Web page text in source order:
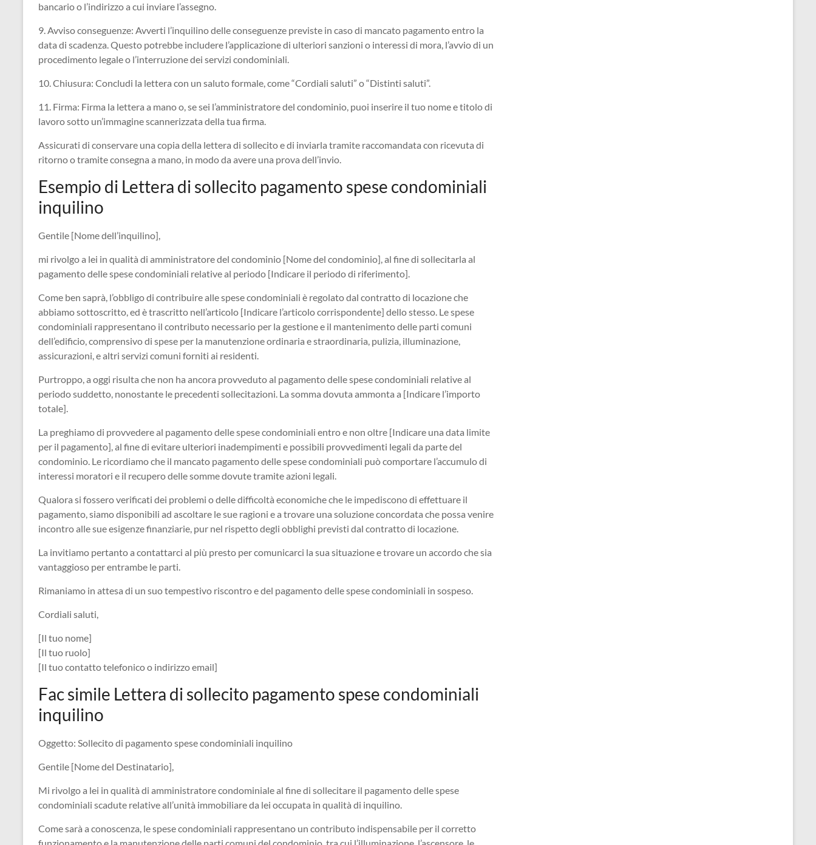
bancario o l’indirizzo a cui inviare l’assegno.
9. Avviso conseguenze: Avverti l’inquilino delle conseguenze previste in caso di mancato pagamento entro la
data di scadenza. Questo potrebbe includere l’applicazione di ulteriori sanzioni o interessi di mora, l’avvio di un
procedimento legale o l’interruzione dei servizi condominiali.
10. Chiusura: Concludi la lettera con un saluto formale, come “Cordiali saluti” o “Distinti saluti”.
11. Firma: Firma la lettera a mano o, se sei l’amministratore del condominio, puoi inserire il tuo nome e titolo di
lavoro sotto un’immagine scannerizzata della tua firma.
Assicurati di conservare una copia della lettera di sollecito e di inviarla tramite raccomandata con ricevuta di
ritorno o tramite consegna a mano, in modo da avere una prova dell’invio.
Esempio di Lettera di sollecito pagamento spese condominiali
inquilino
Gentile [Nome dell’inquilino],
mi rivolgo a lei in qualità di amministratore del condominio [Nome del condominio], al fine di sollecitarla al
pagamento delle spese condominiali relative al periodo [Indicare il periodo di riferimento].
Come ben saprà, l’obbligo di contribuire alle spese condominiali è regolato dal contratto di locazione che
abbiamo sottoscritto, ed è trascritto nell’articolo [Indicare l’articolo corrispondente] dello stesso. Le spese
condominiali rappresentano il contributo necessario per la gestione e il mantenimento delle parti comuni
dell’edificio, comprensivo di spese per la manutenzione ordinaria e straordinaria, pulizia, illuminazione,
assicurazioni, e altri servizi comuni forniti ai residenti.
Purtroppo, a oggi risulta che non ha ancora provveduto al pagamento delle spese condominiali relative al
periodo suddetto, nonostante le precedenti sollecitazioni. La somma dovuta ammonta a [Indicare l’importo
totale].
La preghiamo di provvedere al pagamento delle spese condominiali entro e non oltre [Indicare una data limite
per il pagamento], al fine di evitare ulteriori inadempimenti e possibili provvedimenti legali da parte del
condominio. Le ricordiamo che il mancato pagamento delle spese condominiali può comportare l’accumulo di
interessi moratori e il recupero delle somme dovute tramite azioni legali.
Qualora si fossero verificati dei problemi o delle difficoltà economiche che le impediscono di effettuare il
pagamento, siamo disponibili ad ascoltare le sue ragioni e a trovare una soluzione concordata che possa venire
incontro alle sue esigenze finanziarie, pur nel rispetto degli obblighi previsti dal contratto di locazione.
La invitiamo pertanto a contattarci al più presto per comunicarci la sua situazione e trovare un accordo che sia
vantaggioso per entrambe le parti.
Rimaniamo in attesa di un suo tempestivo riscontro e del pagamento delle spese condominiali in sospeso.
Cordiali saluti,
[Il tuo nome]
[Il tuo ruolo]
[Il tuo contatto telefonico o indirizzo email]
Fac simile Lettera di sollecito pagamento spese condominiali
inquilino
Oggetto: Sollecito di pagamento spese condominiali inquilino
Gentile [Nome del Destinatario],
Mi rivolgo a lei in qualità di amministratore condominiale al fine di sollecitare il pagamento delle spese
condominiali scadute relative all’unità immobiliare da lei occupata in qualità di inquilino.
Come sarà a conoscenza, le spese condominiali rappresentano un contributo indispensabile per il corretto